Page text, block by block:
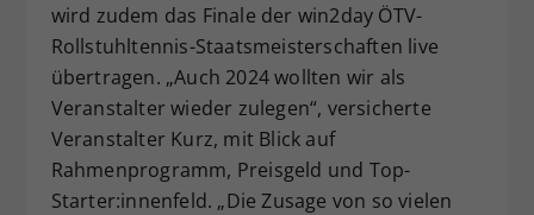
wird zudem das Finale der win2day ÖTV-
Rollstuhltennis-Staatsmeisterschaften live
übertragen. „Auch 2024 wollten wir als
Veranstalter wieder zulegen“, versicherte
Veranstalter Kurz, mit Blick auf
Rahmenprogramm, Preisgeld und Top-
Starter:innenfeld. „Die Zusage von so vielen